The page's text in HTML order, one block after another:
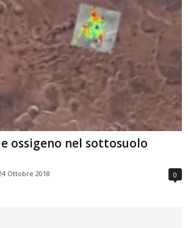
ossigeno nel sottosuolo
Ottobre 2018 0